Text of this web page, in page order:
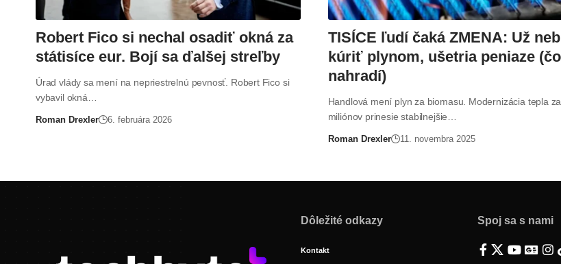
Robert Fico si nechal osadiť okná za
státisíce eur. Bojí sa ďalšej streľby
Úrad vlády sa mení na nepriestrelnú pevnosť. Robert Fico si
vybavil okná…
Roman Drexler 6. februára 2026
TISÍCE ľudí čaká ZMENA: Už
kúriť plynom, ušetria peniaze
nahradí)
Handlová mení plyn za biomasu. Modernizácia tepla
miliónov prinesie stabilnejšie…
Roman Drexler 11. novembra 2025
Dôležité odkazy
Kontakt
Spoj sa s nami